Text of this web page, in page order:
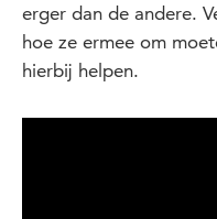
erger dan de andere.
hoe ze ermee om
hierbij helpen.